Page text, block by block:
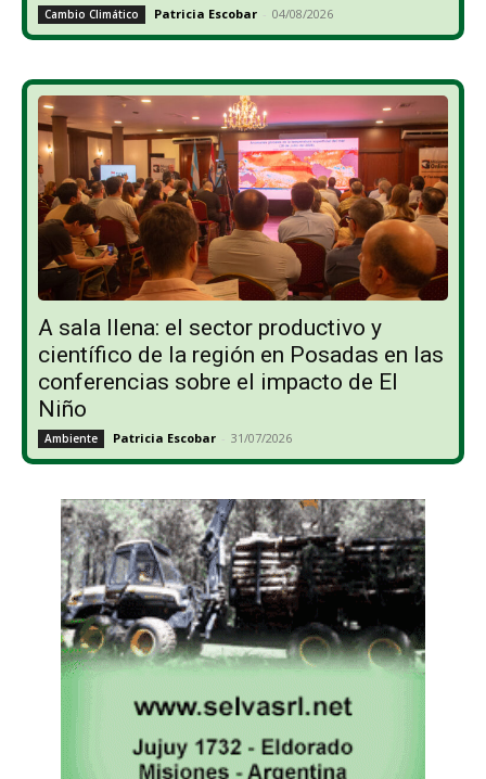
Cambio Climático Patricia Escobar - 04/08/2026
A sala llena: el sector productivo y
científico de la región en Posadas en las
conferencias sobre el impacto de El
Niño
Ambiente Patricia Escobar - 31/07/2026